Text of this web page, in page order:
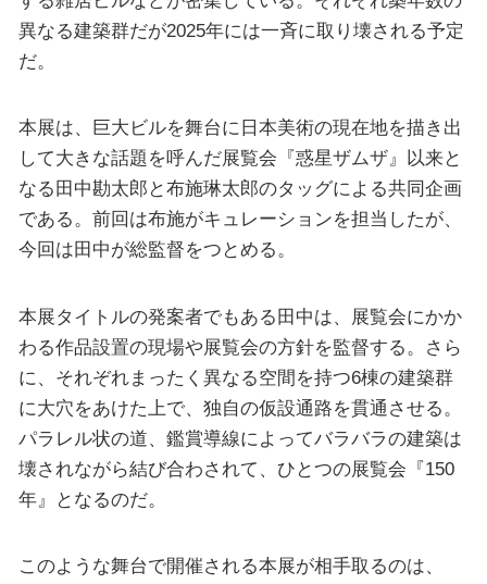
異なる建築群だが2025年には一斉に取り壊される予定
だ。
本展は、巨大ビルを舞台に日本美術の現在地を描き出
して大きな話題を呼んだ展覧会『惑星ザムザ』以来と
なる田中勘太郎と布施琳太郎のタッグによる共同企画
である。前回は布施がキュレーションを担当したが、
今回は田中が総監督をつとめる。
本展タイトルの発案者でもある田中は、展覧会にかか
わる作品設置の現場や展覧会の方針を監督する。さら
に、それぞれまったく異なる空間を持つ6棟の建築群
に大穴をあけた上で、独自の仮設通路を貫通させる。
パラレル状の道、鑑賞導線によってバラバラの建築は
壊されながら結び合わされて、ひとつの展覧会『150
年』となるのだ。
このような舞台で開催される本展が相手取るのは、